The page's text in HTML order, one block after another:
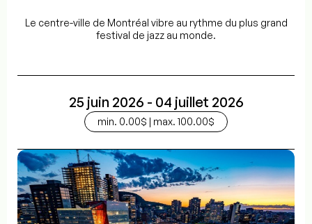
Le centre-ville de Montréal vibre au rythme du plus grand
festival de jazz au monde.
25 juin 2026 - 04 juillet 2026
min. 0.00$ | max. 100.00$